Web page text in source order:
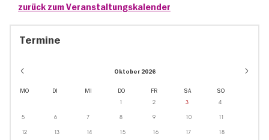
zurück zum Veranstaltungskalender
Termine
Oktober 2026
MO DI MI DO FR SA SO
1 2 3 4
5 6 7 8 9 10 11
12 13 14 15 16 17 18